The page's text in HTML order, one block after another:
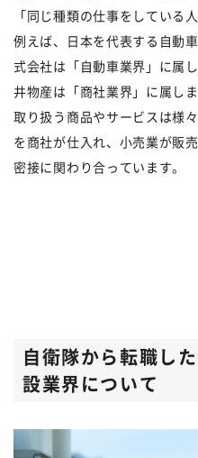
「同じ種類の仕事をしている
例えば、日本を代表する自動
式会社は「自動車業界」に属
井物産は「商社業界」に属し
取り扱う商品やサービスは様
を商社が仕入れ、小売業が販
密接に関わり合っています。
自衛隊から転職し
設業界について